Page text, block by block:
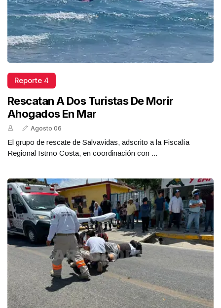
Reporte 4
Rescatan A Dos Turistas De Morir
Ahogados En Mar
Agosto 06
El grupo de rescate de Salvavidas, adscrito a la Fiscalía
Regional Istmo Costa, en coordinación con ...